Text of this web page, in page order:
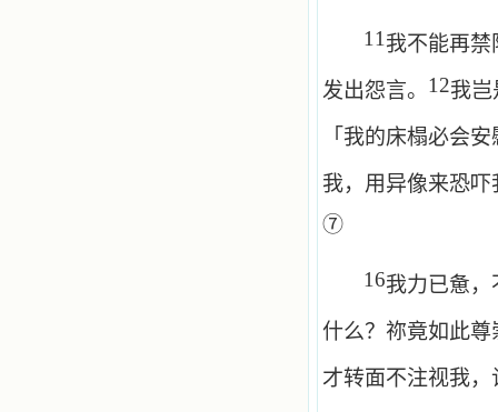
11 我不能再
发出怨言。 12我
「我的床榻必会
我，用异像来恐吓
⑦
16我力已惫
什么？祢竟如此
才转面不注视我